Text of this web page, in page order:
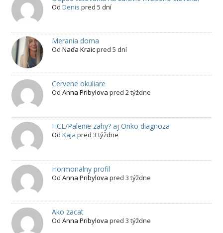
Od Denis pred 5 dní
Merania doma
Od Naďa Kraicpred 5 dní
Cervene okuliare
Od Anna Pribylova pred 2 týždne
HCL/Palenie zahy? aj Onko diagnoza
Od Kaja pred 3 týždne
Hormonalny profil
Od Anna Pribylova pred 3 týždne
Ako zacat
Od Anna Pribylova pred 3 týždne